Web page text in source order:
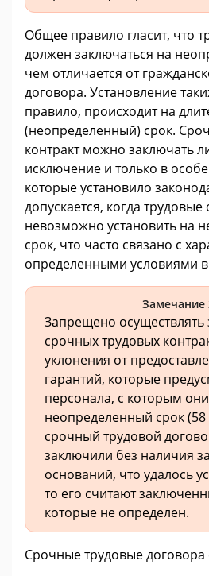
Общее правило гласит, что
должен заключаться на
чем отличается от
договора. Установление
правило, происходит на
(неопределенный) срок.
контракт можно заключать
исключение и только в
которые установило
допускается, когда
невозможно установить на
срок, что часто связано с
определенными условиями
Замечание
Запрещено
срочных трудовых
уклонения от
гарантий, которые
персонала, с которым
неопределенный срок (58
срочный трудовой
заключили без наличия
оснований, что удалось
то его считают
которые не определен.
Срочные трудовые договора